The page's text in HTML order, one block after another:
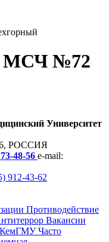
МСЧ №72
Университет
РОССИЯ
73-48-56 e-mail:
912-43-62
Противодействие
Вакансии
КемГМУ Часто